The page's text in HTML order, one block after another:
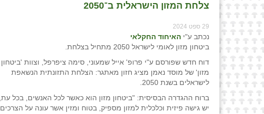
צלחת המזון הישראלית ב־2050
29 ספט 2024
נכתב ע"י האיחוד החקלאי
ביטחון מזון לאומי לישראל 2050 מתחיל בצלחת.
דוח חדש שפורסם ע"י פרופ' אייל שמעוני, סימה ציפרפל, וצוות 'ביטחון
מזון' של מוסד נאמן מציג חזון מאתגר: הצלחת התזונתית הנשאפת
לישראלים בשנת 2050.
ברוח ההגדרה הבסיסית: "ביטחון מזון הוא כאשר לכל האנשים, בכל עת,
יש גישה פיזית וכלכלית למזון מספיק, בטוח ומזין אשר עונה על הצרכים